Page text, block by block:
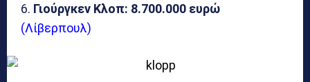
6. Γιούργκεν Κλοπ: 8.700.000 ευρώ
(Λίβερπουλ)